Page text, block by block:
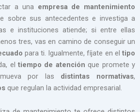
a una empresa de mantenimiento
sobre sus antecedentes e investiga a
e instituciones atiende; si entre ellas
tres, vas en camino de conseguir un
para ti. Igualmente, fíjate en eltipo
eltiempo de atención que promete y
por las distintas normativas,
que regulan la actividad empresarial.